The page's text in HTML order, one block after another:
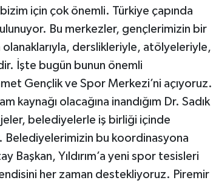
için çok önemli. Türkiye çapında
Bu merkezler, gençlerimizin bir
derslikleriyle, atölyeleriyle,
İşte bugün bunun önemli
Gençlik ve Spor Merkezi’ni açıyoruz.
kaynağı olacağına inandığım Dr. Sadık
belediyelerle iş birliği içinde
bu koordinasyona
Başkan, Yıldırım’a yeni spor tesisleri
her zaman destekliyoruz. Piremir